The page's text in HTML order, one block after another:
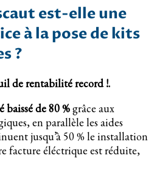
est-elle une
à la pose de kits
?
de rentabilité record !.
de 80 %grâce aux
en parallèle les aides
jusqu’à 50 % le installation
facture éléctrique est réduite,